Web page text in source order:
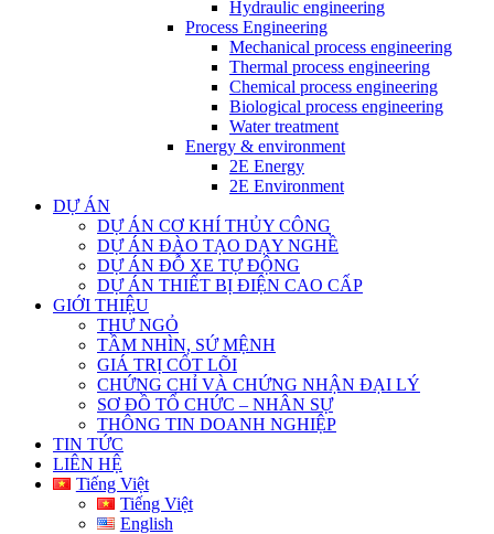
Hydraulic engineering
Process Engineering
Mechanical process engineering
Thermal process engineering
Chemical process engineering
Biological process engineering
Water treatment
Energy & environment
2E Energy
2E Environment
DỰ ÁN
DỰ ÁN CƠ KHÍ THỦY CÔNG
DỰ ÁN ĐÀO TẠO DẠY NGHỀ
DỰ ÁN ĐỖ XE TỰ ĐỘNG
DỰ ÁN THIẾT BỊ ĐIỆN CAO CẤP
GIỚI THIỆU
THƯ NGỎ
TẦM NHÌN, SỨ MỆNH
GIÁ TRỊ CỐT LÕI
CHỨNG CHỈ VÀ CHỨNG NHẬN ĐẠI LÝ
SƠ ĐỒ TỔ CHỨC – NHÂN SỰ
THÔNG TIN DOANH NGHIỆP
TIN TỨC
LIÊN HỆ
Tiếng Việt
Tiếng Việt
English